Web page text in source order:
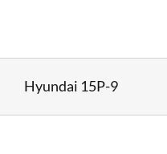
Hyundai 15P-9